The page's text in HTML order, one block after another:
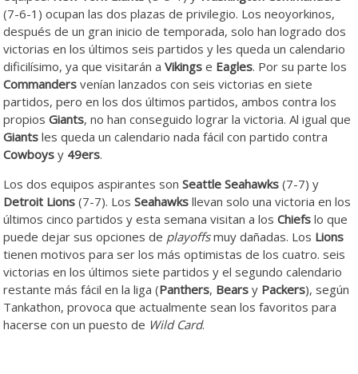
(7-6-1) ocupan las dos plazas de privilegio. Los neoyorkinos,
después de un gran inicio de temporada, solo han logrado dos
victorias en los últimos seis partidos y les queda un calendario
dificilísimo, ya que visitarán aVikings e Eagles. Por su parte los
Commanders venían lanzados con seis victorias en siete
partidos, pero en los dos últimos partidos, ambos contra los
propiosGiants, no han conseguido lograr la victoria. Al igual que
Giants les queda un calendario nada fácil con partido contra
Cowboys y 49ers.
Los dos equipos aspirantes sonSeattle Seahawks (7-7) y
Detroit Lions (7-7). LosSeahawks llevan solo una victoria en los
últimos cinco partidos y esta semana visitan a losChiefs lo que
puede dejar sus opciones de playoffsmuy dañadas. Los Lions
tienen motivos para ser los más optimistas de los cuatro. seis
victorias en los últimos siete partidos y el segundo calendario
restante más fácil en la liga (Panthers, Bears y Packers), según
Tankathon, provoca que actualmente sean los favoritos para
hacerse con un puesto de Wild Card.